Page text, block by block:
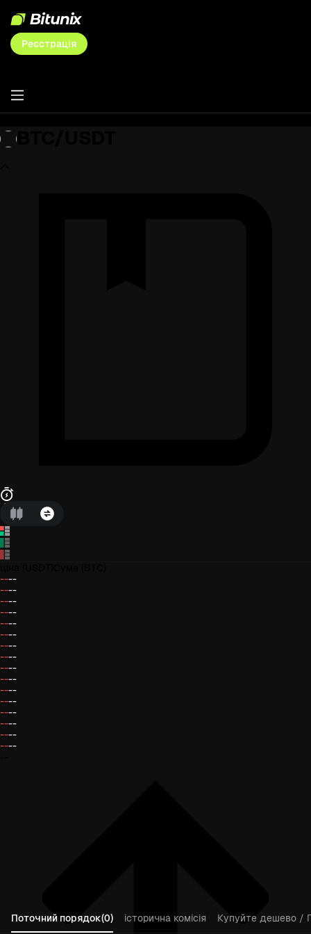
Реєстрація
----
----
----
----
----
----
----
----
----
----
----
----
----
----
----
----
Поточний порядок(0) історична комісія
Купуйте дешево /